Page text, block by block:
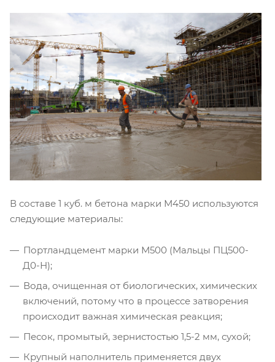
В составе 1 куб. м бетона марки М450 используются
следующие материалы:
Портландцемент марки М500 (Мальцы ПЦ500-
Д0-Н);
Вода, очищенная от биологических, химических
включений, потому что в процессе затворения
происходит важная химическая реакция;
Песок, промытый, зернистостью 1,5-2 мм, сухой;
Крупный наполнитель применяется двух